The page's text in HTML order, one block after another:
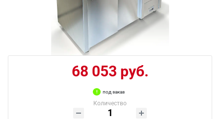
68 053 руб.
под заказ
Количество